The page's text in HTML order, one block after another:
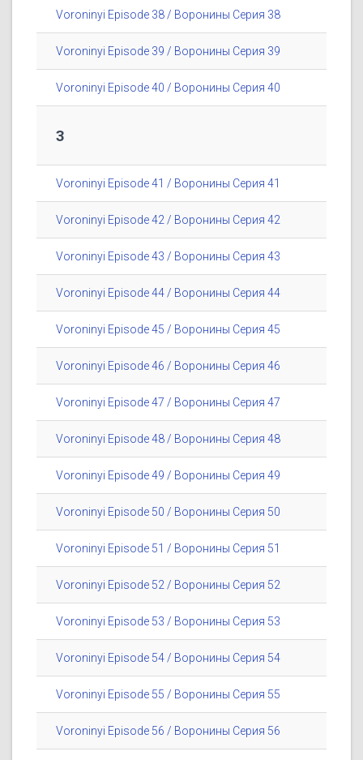
Voroninyi Episode 38 / Воронины Серия 38
Voroninyi Episode 39 / Воронины Серия 39
Voroninyi Episode 40 / Воронины Серия 40
3
Voroninyi Episode 41 / Воронины Серия 41
Voroninyi Episode 42 / Воронины Серия 42
Voroninyi Episode 43 / Воронины Серия 43
Voroninyi Episode 44 / Воронины Серия 44
Voroninyi Episode 45 / Воронины Серия 45
Voroninyi Episode 46 / Воронины Серия 46
Voroninyi Episode 47 / Воронины Серия 47
Voroninyi Episode 48 / Воронины Серия 48
Voroninyi Episode 49 / Воронины Серия 49
Voroninyi Episode 50 / Воронины Серия 50
Voroninyi Episode 51 / Воронины Серия 51
Voroninyi Episode 52 / Воронины Серия 52
Voroninyi Episode 53 / Воронины Серия 53
Voroninyi Episode 54 / Воронины Серия 54
Voroninyi Episode 55 / Воронины Серия 55
Voroninyi Episode 56 / Воронины Серия 56